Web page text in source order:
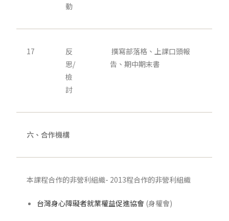
動
17
反
思/
檢
討
撰寫部落格、上課口頭報
告、期中期末書
六、合作機構
本課程合作的非營利組織- 2013程合作的非營利組織
台灣身心障礙者就業權益促進協會 (身權會)